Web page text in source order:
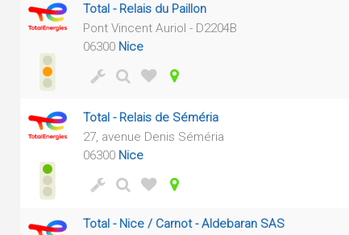
Total - Relais du Paillon
Pont Vincent Auriol - D2204B
06300 Nice
Total - Relais de Séméria
27, avenue Denis Séméria
06300 Nice
Total - Nice / Carnot - Aldebaran SAS